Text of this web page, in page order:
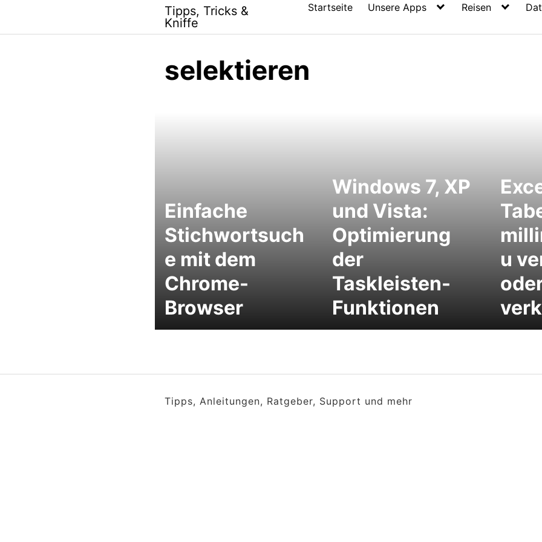
content
Tipps, Tricks &
Kniffe
Startseite Unsere Apps Reisen
selektieren
Einfache
Stichwortsuch
e mit dem
Chrome-
Browser
Windows 7, XP
und Vista:
Optimierung
der
Taskleisten-
Funktionen
u
Tipps, Anleitungen, Ratgeber, Support und mehr